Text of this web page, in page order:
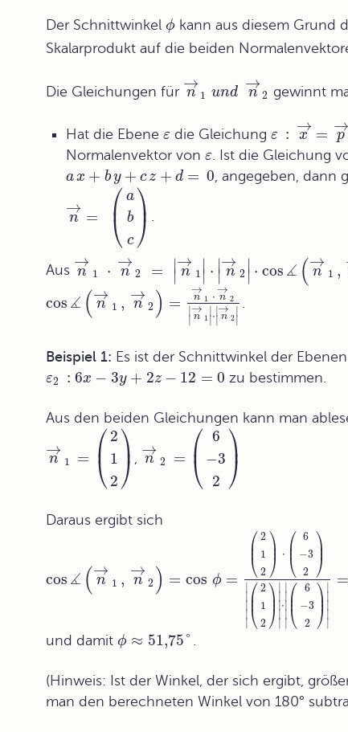
Der Schnittwinkel ϕ kann aus diesem Grund
Skalarprodukt auf die beiden
Die Gleichungen für n
→
1 und n
→
2 gewinnt
Hat die Ebene ε die Gleichungε : x
→
= p
→
Normalenvektor von ε. Ist die Gleichung
ax + by + cz + d = 0, angegeben, dann
n
→
= ⎛
⎝
⎜
a
b
c
⎞
⎠
⎟ .
Aus n
→
1 ⋅ n
→
2 = ∣
∣ n
→
1
∣
∣ ⋅ ∣
∣ n
→
2
∣
∣ ⋅ cos ∡ ( n
→
1 ,
cos ∡ ( n
→
1 , n
→
2 ) = n
→
1 ⋅ n
→
2
∣ n
→
1 ∣⋅∣ n
→
2∣
Beispiel 1: Es ist der Schnittwinkel der Ebenen
ε2 : 6x − 3y + 2z − 12 = 0 zu bestimmen.
Aus den beiden Gleichungen kann man
n
→
1 = ⎛
⎝
⎜ 2
1
2
⎞
⎠
⎟ , n
→
2 = ⎛
⎝
⎜
6
−3
2
⎞
⎠
⎟
Daraus ergibt sich
cos ∡ ( n
→
1 , n
→
2 ) = cos ϕ =
⎛
⎝
⎜⎜
2
1
2
⎞
⎠⎟⎟ ⋅ ⎛
⎝
⎜⎜
6
−3
2
⎞
⎠⎟⎟
∣
∣
∣
∣
⎛
⎝
⎜⎜
2
1
2
⎞
⎠⎟⎟ ∣
∣
∣
∣
⋅
∣
∣
∣
∣
⎛
⎝
⎜⎜
6
−3
2
⎞
⎠⎟⎟ ∣
∣
∣
∣
=
und damit ϕ ≈ 51,75°
(Hinweis: Ist der Winkel, der sich ergibt,
man den berechneten Winkel von 180°